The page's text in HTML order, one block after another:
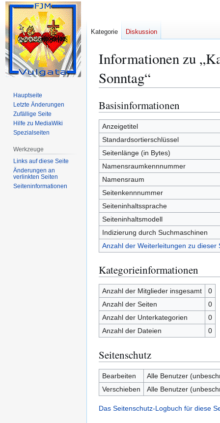
Informationen zu
Sonntag“
Zur
Navigation
springen
Zur
Suche
springen
Basisinformationen
Anzeigetitel
Standardsortierschlüssel
Seitenlänge (in Bytes)
Namensraumkennnummer
Namensraum
Seitenkennnummer
Seiteninhaltssprache
Seiteninhaltsmodell
Indizierung durch Suchmaschinen
Anzahl der Weiterleitungen zu dieser
Kategorieinformationen
Anzahl der Mitglieder insgesamt
0
Anzahl der Seiten
0
Anzahl der Unterkategorien
0
Anzahl der Dateien
0
Seitenschutz
Bearbeiten
Alle Benutzer
Verschieben
Alle Benutzer
Das Seitenschutz-Logbuch für diese
Kategorie Diskussion
Hauptseite
Letzte Änderungen
Zufällige Seite
Hilfe zu MediaWiki
Spezialseiten
Werkzeuge
Links auf diese Seite
Änderungen an
verlinkten Seiten
Seiten­­informationen